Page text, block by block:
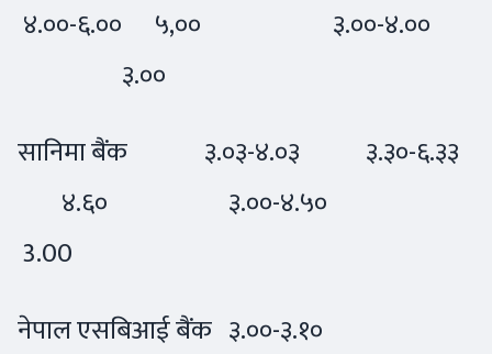
४.००-६.०० ५,०० ३.००-४.००
३.००
सानिमा बैंक ३.०३-४.०३ ३.३०-६.३३
४.६० ३.००-४.५०
3.00
नेपाल एसबिआई बैंक ३.००-३.१०